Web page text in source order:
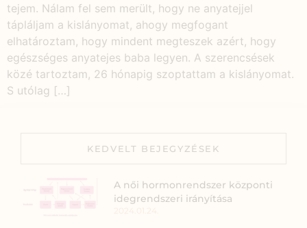
tejem. Nálam fel sem merült, hogy ne anyatejjel
tápláljam a kislányomat, ahogy megfogant
elhatároztam, hogy mindent megteszek azért, hogy
egészséges anyatejes baba legyen. A szerencsések
közé tartoztam, 26 hónapig szoptattam a kislányomat.
S utólag […]
KEDVELT BEJEGYZÉSEK
A női hormonrendszer központi
idegrendszeri irányítása